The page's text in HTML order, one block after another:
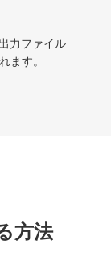
力ファイル
ます。
方法